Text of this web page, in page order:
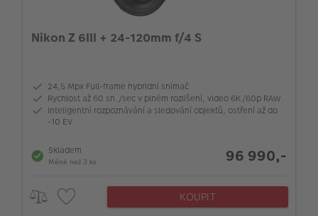
Nikon Z 6III + 24-120mm f/4 S
24,5 Mpx Full-frame hybridní snímač
Rychlost až 60 sn./sec v plném rozlišení, video 6K/60p RAW
Inteligentní rozpoznávání a sledování objektů, ostření až do
-10 EV
Skladem
Méně než 3 ks 96 990,-
KOUPIT